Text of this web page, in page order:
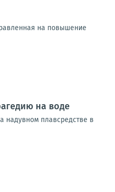
на повышение
на воде
надувном плавсредстве в